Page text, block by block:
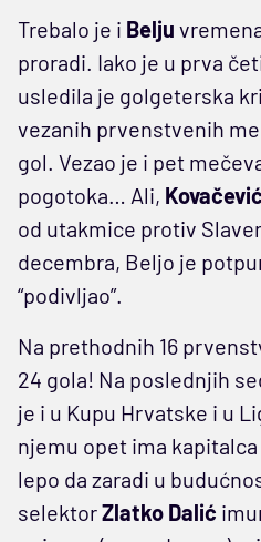
Trebalo je i Belju
proradi. Iako je u prva
usledila je golgeterska
vezanih prvenstvenih
gol. Vezao je i pet
pogotoka… Ali, Kovačević
od utakmice protiv
decembra, Beljo je
“podivljao”.
Na prethodnih 16
24 gola! Na poslednjih
je i u Kupu Hrvatske i u
njemu opet ima
lepo da zaradi u
selektorZlatko Dalić